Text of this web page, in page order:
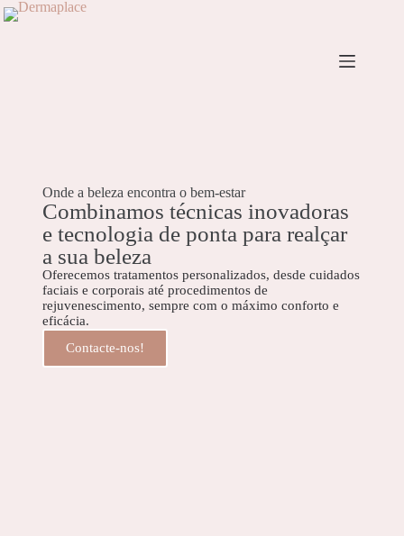
Onde a beleza encontra o bem-estar
Combinamos técnicas inovadoras
e tecnologia de ponta para realçar
a sua beleza
Oferecemos tratamentos personalizados, desde cuidados
faciais e corporais até procedimentos de
rejuvenescimento, sempre com o máximo conforto e
eficácia.
Contacte-nos!